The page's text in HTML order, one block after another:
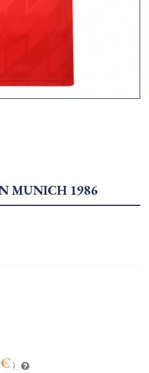
MUNICH 1986
)